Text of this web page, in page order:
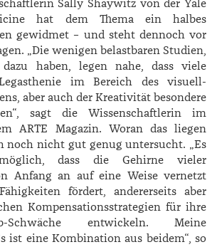
­Sally ­Shaywitz von der Yale
hat dem Thema ein halbes
gewidmet – und steht dennoch vor
„Die wenigen belastbaren Studien,
haben, legen nahe, dass viele
im Bereich des visuell-
aber auch der Kreativität besondere
sagt die Wissenschaftlerin im
­ARTE Magazin. Woran das liegen
noch nicht gut genug untersucht. „Es
dass die Gehirne vieler
Anfang an auf eine Weise vernetzt
fördert, andererseits aber
Kompensationsstrategien für ihre
Schwäche entwickeln. Meine
ist eine Kombination aus beidem“, so